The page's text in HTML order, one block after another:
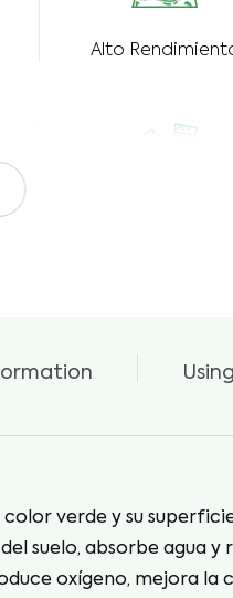
Alto
verde y su
suelo, absorbe agua
oxígeno, mejora